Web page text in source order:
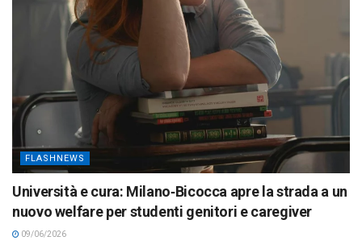
FLASHNEWS
Università e cura: Milano‑Bicocca apre la strada a un
nuovo welfare per studenti genitori e caregiver
09/06/2026